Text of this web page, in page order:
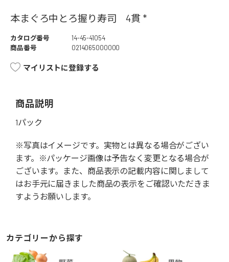
本まぐろ中とろ握り寿司 4貫 *
カタログ番号
14-45-41054
商品番号
0214065000000
マイリストに登録する
商品説明
1パック
※写真はイメージです。実物とは異なる場合がござい
ます。※パッケージ画像は予告なく変更となる場合が
ございます。また、商品表示の記載内容に関しまして
はお手元に届きました商品の表示をご確認いただきま
すようお願いします。
カテゴリーから探す